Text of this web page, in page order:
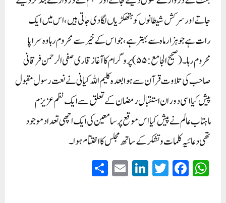
جاتے اور سرکش شیطانوں کو ہتھکڑیاں لگادی جاتی ہیں ، اس میں ایک
رات ہے جو ہزار ماہ سے بہتر ہے ، جو اس کے خیر سے محروم رہا وہ سراپا
محروم رہا ۔ ( صحیح الجامع : ۵۵)پروگرام کا آغاز قاری صفی الرحمن فرقانی
صاحب کی تلاوت قرآن سے ہوا بعدہ کلیم اللہ کیانی نے نعت رسول مقبول
پیش کیا اسی دوران استقبال رمضان کے تعلق سے ایک نظم عزیزم
ماہتاب عالم نے پیش کیا اس موقع پر سامعین کی ایک اچھی تعداد موجود
تھی دعائیہ کلمات و تشکر کے ساتھ مجلس کا اختتام ہوا۔
W
ha
Fa
ce
T
wi
Li
nk
E
m